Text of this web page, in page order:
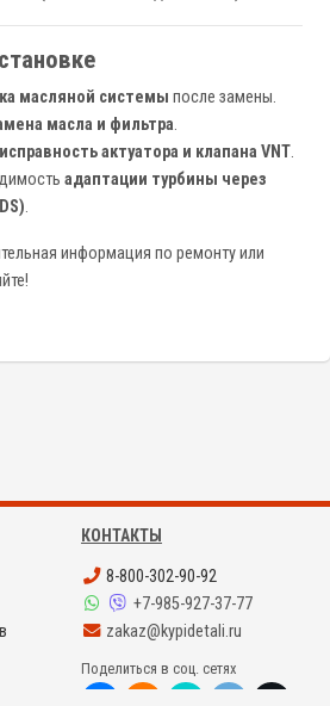
масляной системы после замены.
масла и фильтра.
исправность актуатора и клапана VNT.
адаптации турбины через
.
информация по ремонту или
КОНТАКТЫ
8-800-302-90-92
+7-985-927-37-77
zakaz@kypidetali.ru
Поделиться в соц. сетях